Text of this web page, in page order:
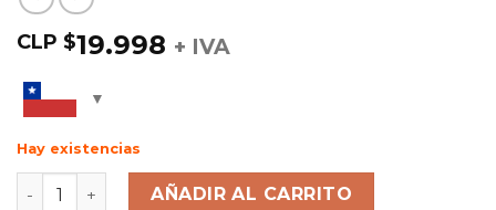
CLP $19.998 + IVA
Hay existencias
AÑADIR AL CARRITO